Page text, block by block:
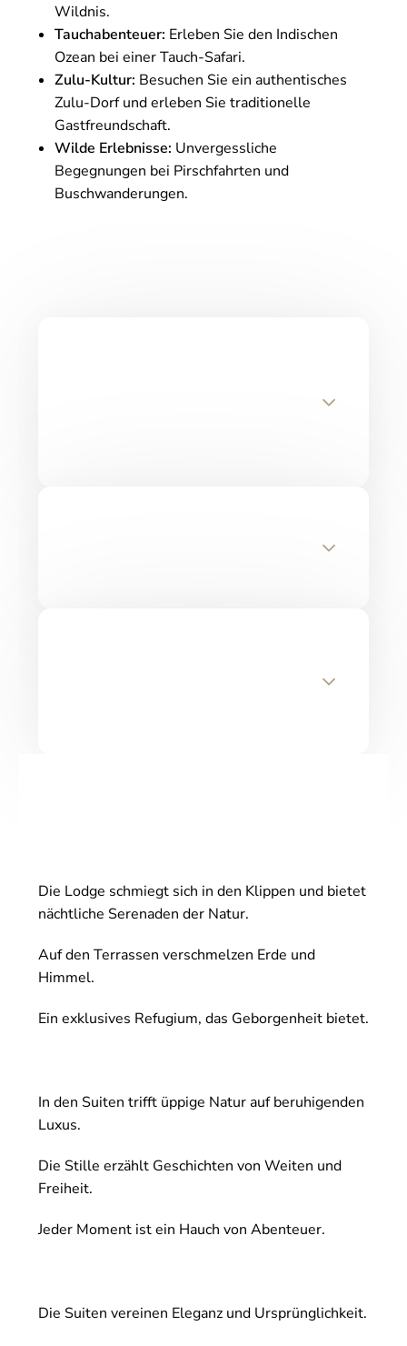
Wildnis.
Tauchabenteuer: Erleben Sie den Indischen
Ozean bei einer Tauch-Safari.
Zulu-Kultur: Besuchen Sie ein authentisches
Zulu-Dorf und erleben Sie traditionelle
Gastfreundschaft.
Wilde Erlebnisse: Unvergessliche
Begegnungen bei Pirschfahrten und
Buschwanderungen.
Die Lodge schmiegt sich in den Klippen und bietet
nächtliche Serenaden der Natur.
Auf den Terrassen verschmelzen Erde und
Himmel.
Ein exklusives Refugium, das Geborgenheit bietet.
In den Suiten trifft üppige Natur auf beruhigenden
Luxus.
Die Stille erzählt Geschichten von Weiten und
Freiheit.
Jeder Moment ist ein Hauch von Abenteuer.
Die Suiten vereinen Eleganz und Ursprünglichkeit.